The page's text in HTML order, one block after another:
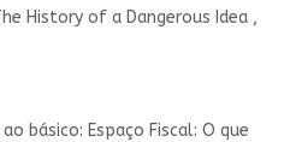
History of a Dangerous Idea ,
básico: Espaço Fiscal: O que